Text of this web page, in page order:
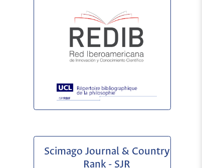
Scimago Journal & Country
Rank - SJR